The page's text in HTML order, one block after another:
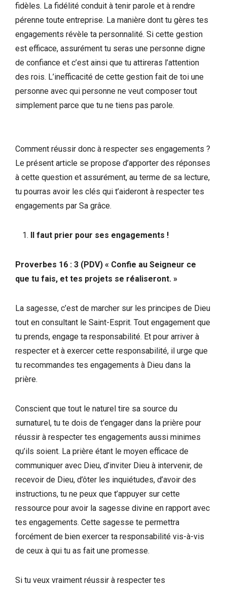
fidèles. La fidélité conduit à tenir parole et à rendre
pérenne toute entreprise. La manière dont tu gères tes
engagements révèle ta personnalité. Si cette gestion
est efficace, assurément tu seras une personne digne
de confiance et c’est ainsi que tu attireras l’attention
des rois. L’inefficacité de cette gestion fait de toi une
personne avec qui personne ne veut composer tout
simplement parce que tu ne tiens pas parole.
Comment réussir donc à respecter ses engagements ?
Le présent article se propose d’apporter des réponses
à cette question et assurément, au terme de sa lecture,
tu pourras avoir les clés qui t’aideront à respecter tes
engagements par Sa grâce.
Il faut prier pour ses engagements !
Proverbes 16 : 3 (PDV) « Confie au Seigneur ce
que tu fais, et tes projets se réaliseront. »
La sagesse, c’est de marcher sur les principes de Dieu
tout en consultant le Saint-Esprit. Tout engagement que
tu prends, engage ta responsabilité. Et pour arriver à
respecter et à exercer cette responsabilité, il urge que
tu recommandes tes engagements à Dieu dans la
prière.
Conscient que tout le naturel tire sa source du
surnaturel, tu te dois de t’engager dans la prière pour
réussir à respecter tes engagements aussi minimes
qu’ils soient. La prière étant le moyen efficace de
communiquer avec Dieu, d’inviter Dieu à intervenir, de
recevoir de Dieu, d’ôter les inquiétudes, d’avoir des
instructions, tu ne peux que t’appuyer sur cette
ressource pour avoir la sagesse divine en rapport avec
tes engagements. Cette sagesse te permettra
forcément de bien exercer ta responsabilité vis-à-vis
de ceux à qui tu as fait une promesse.
Si tu veux vraiment réussir à respecter tes